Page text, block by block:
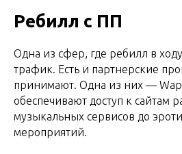
Ребилл с ПП
Одна из сфер, где ребилл в
трафик. Есть и партнерские
принимают. Одна из них —
обеспечивают доступ к сайтам
музыкальных сервисов до
мероприятий.